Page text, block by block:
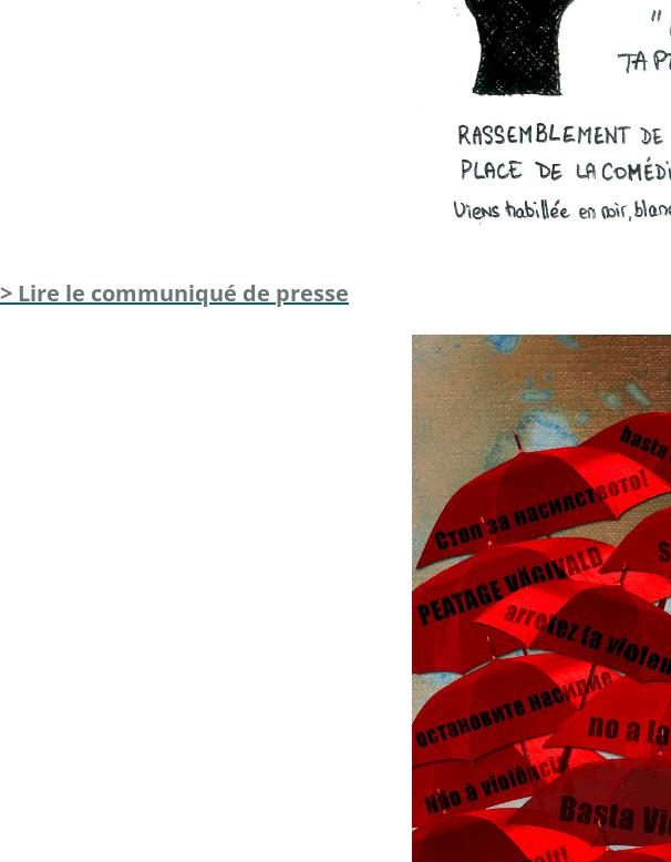
> Lire le communiqué de presse